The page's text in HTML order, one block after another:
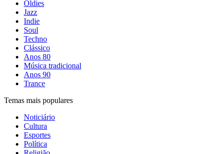
Oldies
Jazz
Indie
Soul
Techno
Clássico
Anos 80
Música tradicional
Anos 90
Trance
Temas mais populares
Noticiário
Cultura
Esportes
Política